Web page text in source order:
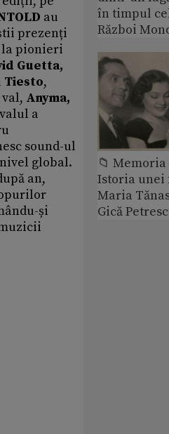
au
prezenți
la pionieri
Guetta,
Tiesto,
Anyma,
a
sound-ul
global.
an,
și
în timpul
Război
📁
Istoria
Maria
Gică